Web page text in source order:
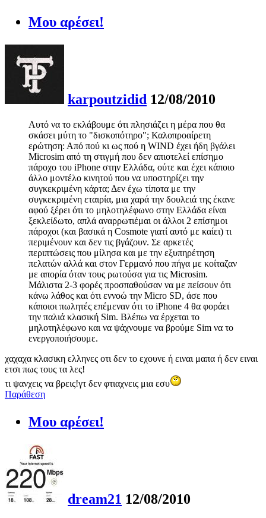
Μου αρέσει!
karpoutzidid 12/08/2010
Αυτό να το εκλάβουμε ότι πλησιάζει η μέρα που θα
σκάσει μύτη το "δισκοπότηρο"; Καλοπροαίρετη
ερώτηση: Από πού κι ως πού η WIND έχει ήδη βγάλει
Microsim από τη στιγμή που δεν απιοτελεί επίσημο
πάροχο του iPhone στην Ελλάδα, ούτε και έχει κάποιο
άλλο μοντέλο κινητού που να υποστηρίζει την
συγκεκριμένη κάρτα; Δεν έχω τίποτα με την
συγκεκριμένη εταιρία, μια χαρά την δουλειά της έκανε
αφού ξέρει ότι το μηλοτηλέφωνο στην Ελλάδα είναι
ξεκλείδωτο, απλά αναρρωτιέμαι οι άλλοι 2 επίσημοι
πάροχοι (και βασικά η Cosmote γιατί αυτό με καίει) τι
περιμένουν και δεν τις βγάζουν. Σε αρκετές
περιπτώσεις που μίλησα και με την εξυπηρέτηση
πελατών αλλά και στον Γερμανό που πήγα με κοίταζαν
με απορία όταν τους ρωτούσα για τις Microsim.
Μάλιστα 2-3 φορές προσπαθούσαν να με πείσουν ότι
κάνω λάθος και ότι εννοώ την Micro SD, άσε που
κάποιοι πωλητές επέμεναν ότι το iPhone 4 θα φοράει
την παλιά κλασική Sim. Βλέπω να έρχεται το
μηλοτηλέφωνο και να ψάχνουμε να βρούμε Sim να το
ενεργοποιήσουμε.
χαχαχα κλασικη ελληνες οτι δεν το εχουνε ή ειναι μαπα ή δεν ειναι
ετσι πως τους τα λες!
τι ψανχεις να βρεις!γτ δεν φτιαχνεις μια εσυ
Παράθεση
Μου αρέσει!
dream21 12/08/2010